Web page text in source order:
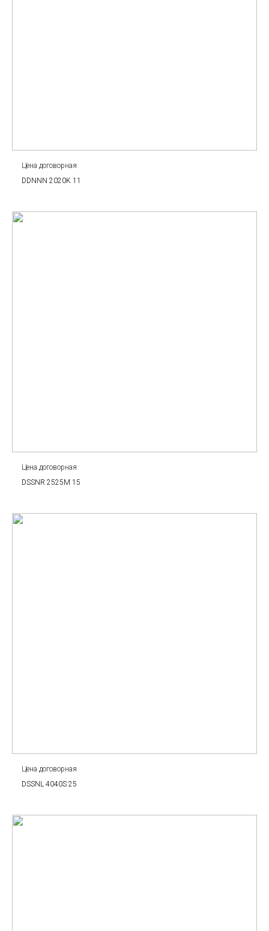
Цена договорная
DDNNN 2020K 11
Цена договорная
DSSNR 2525M 15
Цена договорная
DSSNL 4040S 25